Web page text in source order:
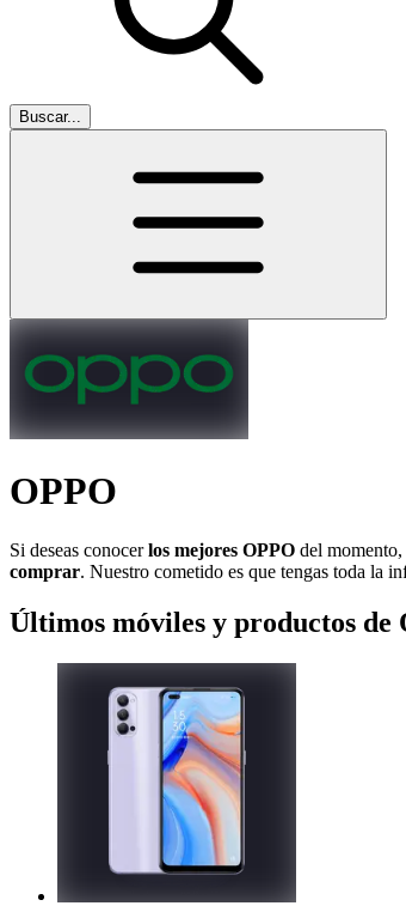
Buscar...
OPPO
Si deseas conocerlos mejores OPPO del momento,
comprar. Nuestro cometido es que tengas toda la
Últimos móviles y productos de